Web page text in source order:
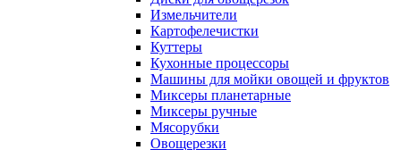
Измельчители
Картофелечистки
Куттеры
Кухонные процессоры
Машины для мойки овощей и фруктов
Миксеры планетарные
Миксеры ручные
Мясорубки
Овощерезки